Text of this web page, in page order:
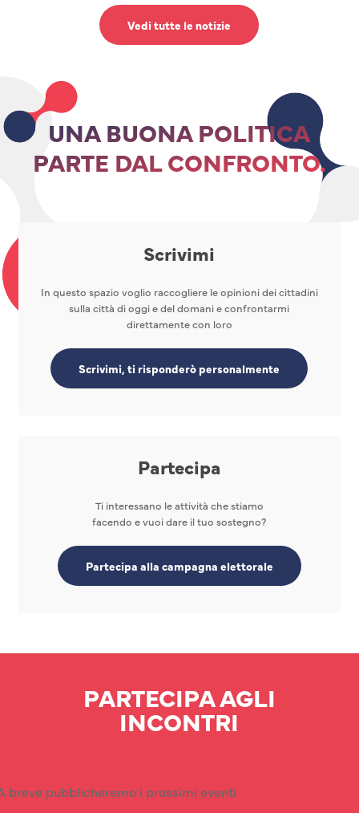
Vedi tutte le notizie
UNA BUONA POLITICA
PARTE DAL CONFRONTO.
Scrivimi
In questo spazio voglio raccogliere le opinioni dei cittadini
sulla città di oggi e del domani e confrontarmi
direttamente con loro
Scrivimi, ti risponderò personalmente
Partecipa
Ti interessano le attività che stiamo
facendo e vuoi dare il tuo sostegno?
Partecipa alla campagna elettorale
PARTECIPA AGLI
INCONTRI
breve pubblicheremo i prossimi eventi